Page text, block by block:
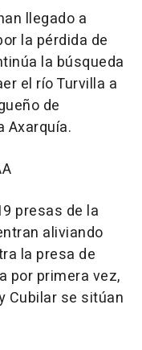
llegado a
la pérdida de
la búsqueda
el río Turvilla a
de
Axarquía.
presas de la
aliviando
la presa de
por primera vez,
Cubilar se sitúan